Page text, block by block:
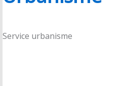
Service urbanisme